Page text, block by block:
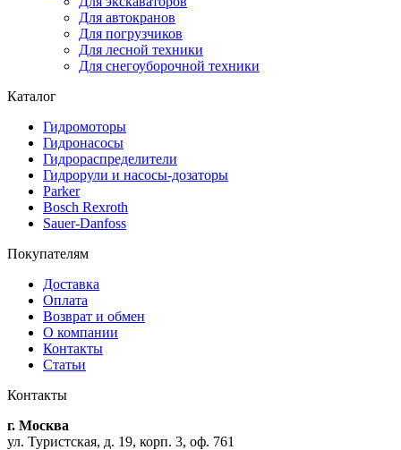
Для автокранов
Для погрузчиков
Для лесной техники
Для снегоуборочной техники
Каталог
Гидромоторы
Гидронасосы
Гидрораспределители
Гидрорули и насосы-дозаторы
Parker
Bosch Rexroth
Sauer-Danfoss
Покупателям
Доставка
Оплата
Возврат и обмен
О компании
Контакты
Статьи
Контакты
г. Москва
ул. Туристская, д. 19, корп. 3, оф. 761